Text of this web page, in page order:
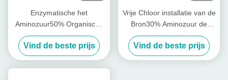
Enzymatische het
Aminozuur50% Organische
Vloeibare Meststof van het
Hydrolyseproces
Vind de beste prijs
Vrije Chloor installatie van de
Bron30% Aminozuur de
Vloeibare Meststof van 1L-
Verpakking
Vind de beste prijs